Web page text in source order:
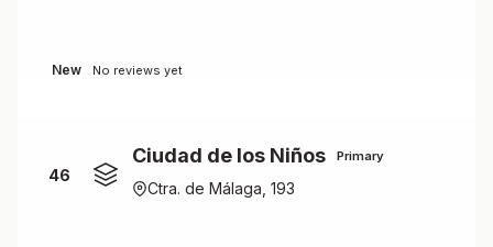
New No reviews yet
46
Ciudad de los Niños Primary
Ctra. de Málaga, 193